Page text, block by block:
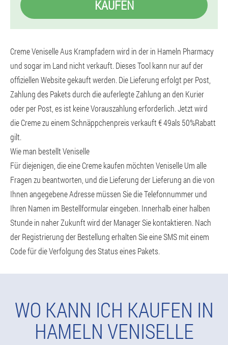
KAUFEN
Creme Veniselle Aus Krampfadern wird in der in Hameln Pharmacy
und sogar im Land nicht verkauft. Dieses Tool kann nur auf der
offiziellen Website gekauft werden. Die Lieferung erfolgt per Post,
Zahlung des Pakets durch die auferlegte Zahlung an den Kurier
oder per Post, es ist keine Vorauszahlung erforderlich. Jetzt wird
die Creme zu einem Schnäppchenpreis verkauft € 49als 50%Rabatt
gilt.
Wie man bestellt Veniselle
Für diejenigen, die eine Creme kaufen möchten Veniselle Um alle
Fragen zu beantworten, und die Lieferung der Lieferung an die von
Ihnen angegebene Adresse müssen Sie die Telefonnummer und
Ihren Namen im Bestellformular eingeben. Innerhalb einer halben
Stunde in naher Zukunft wird der Manager Sie kontaktieren. Nach
der Registrierung der Bestellung erhalten Sie eine SMS mit einem
Code für die Verfolgung des Status eines Pakets.
WO KANN ICH KAUFEN IN
HAMELN VENISELLE